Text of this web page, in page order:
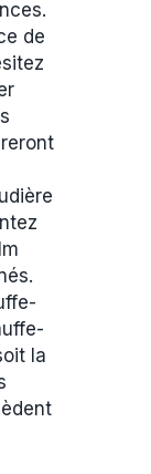
de
la